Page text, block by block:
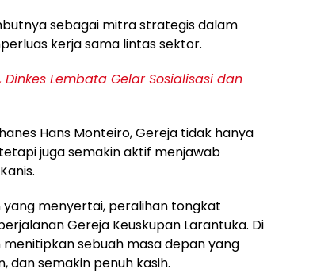
sebagai mitra strategis dalam
kerja sama lintas sektor.
Dinkes Lembata Gelar Sosialisasi dan
Hans Monteiro, Gereja tidak hanya
juga semakin aktif menjawab
menyertai, peralihan tongkat
Gereja Keuskupan Larantuka. Di
sebuah masa depan yang
dan semakin penuh kasih.